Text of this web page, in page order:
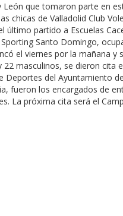
que tomaron parte en
chicas de Valladolid Club
partido a Escuelas
Santo Domingo,
el viernes por la mañana
masculinos, se dieron
Deportes del Ayuntamiento
fueron los encargados de
La próxima cita será el